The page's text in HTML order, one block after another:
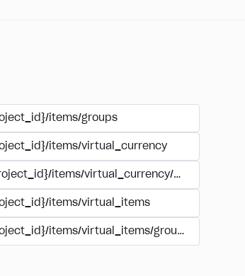
items/groups
items/virtual_currency
items/virtual_currency/package
items/virtual_items
items/virtual_items/group/